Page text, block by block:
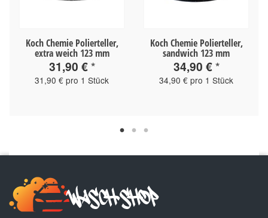
Koch Chemie Polierteller,
extra weich 123 mm
31,90 €*
31,90 € pro 1 Stück
Koch Chemie Polierteller,
sandwich 123 mm
34,90 €*
34,90 € pro 1 Stück